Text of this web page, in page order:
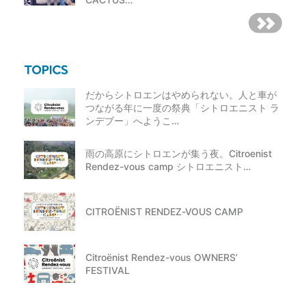
だからシトロエンはやめられない。人と車が
つながる年に一度の祭典「シトロエニスト ラ
ンデブー」へようこ…
雨の高原にシトロエンが集う夜。Citroenist
Rendez-vous camp シトロエニスト…
CITROËNIST RENDEZ-VOUS CAMP
Citroënist Rendez-vous OWNERS’
FESTIVAL